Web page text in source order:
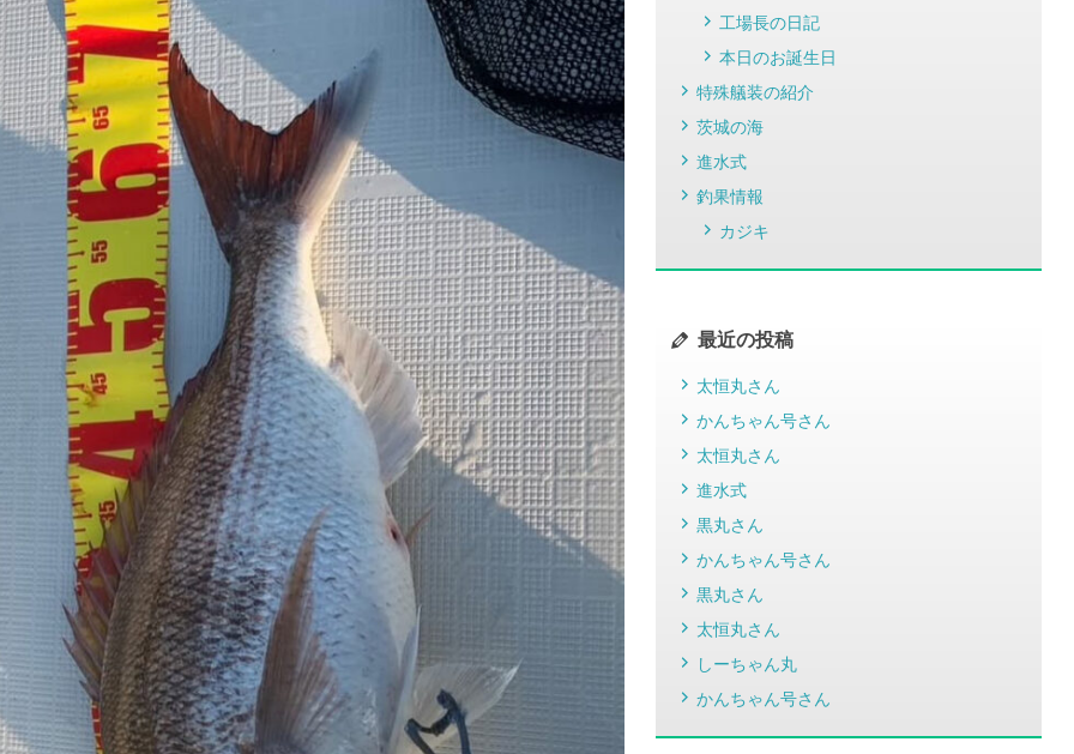
工場長の日記
本日のお誕生日
特殊艤装の紹介
茨城の海
進水式
釣果情報
カジキ
最近の投稿
太恒丸さん
かんちゃん号さん
太恒丸さん
進水式
黒丸さん
かんちゃん号さん
黒丸さん
太恒丸さん
しーちゃん丸
かんちゃん号さん